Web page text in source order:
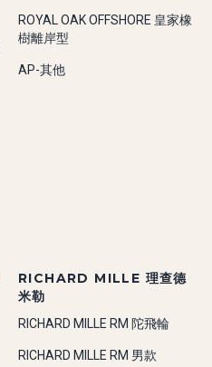
ROYAL OAK OFFSHORE 皇家橡
樹離岸型
AP-其他
RICHARD MILLE 理查德
米勒
RICHARD MILLE RM 陀飛輪
RICHARD MILLE RM 男款